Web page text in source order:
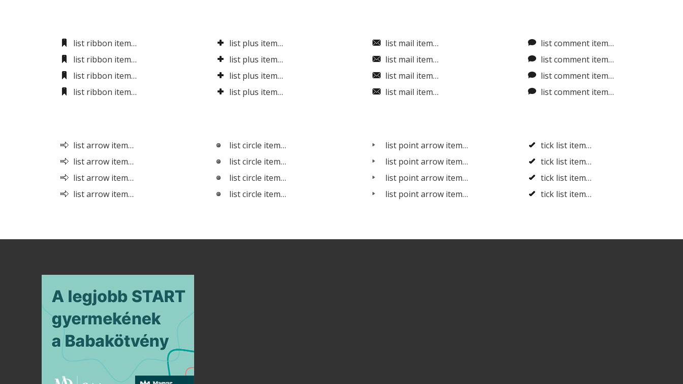
list ribbon item…
list ribbon item…
list ribbon item…
list ribbon item…
list plus item…
list plus item…
list plus item…
list plus item…
list mail item…
list mail item…
list mail item…
list mail item…
list comment item…
list comment item…
list comment item…
list comment item…
list arrow item…
list arrow item…
list arrow item…
list arrow item…
list circle item…
list circle item…
list circle item…
list circle item…
list point arrow item…
list point arrow item…
list point arrow item…
list point arrow item…
tick list item…
tick list item…
tick list item…
tick list item…